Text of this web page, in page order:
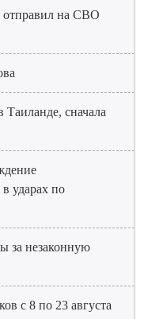
на СВО
Таиланде, сначала
ударах по
за незаконную
с 8 по 23 августа